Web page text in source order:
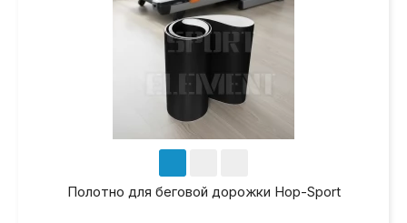
Полотно для беговой дорожки Hop-Sport